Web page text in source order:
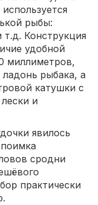
рыбы:
т.д. Конструкция
удобной
миллиметров,
рыбака, а
катушки с
и
явилось
сродни
практически